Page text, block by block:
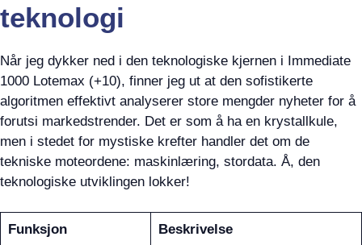
teknologi
Når jeg dykker ned i den teknologiske kjernen i Immediate
1000 Lotemax (+10), finner jeg ut at den sofistikerte
algoritmen effektivt analyserer store mengder nyheter for å
forutsi markedstrender. Det er som å ha en krystallkule,
men i stedet for mystiske krefter handler det om de
tekniske moteordene: maskinlæring, stordata. Å, den
teknologiske utviklingen lokker!
Funksjon Beskrivelse